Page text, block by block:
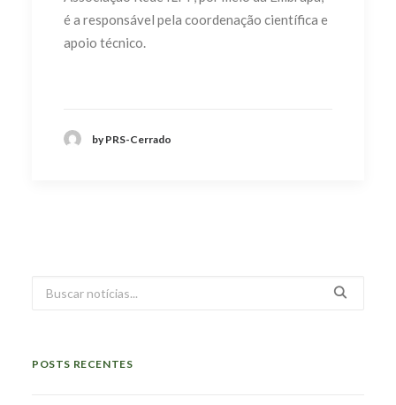
é a responsável pela coordenação científica e
apoio técnico.
by PRS-Cerrado
POSTS RECENTES